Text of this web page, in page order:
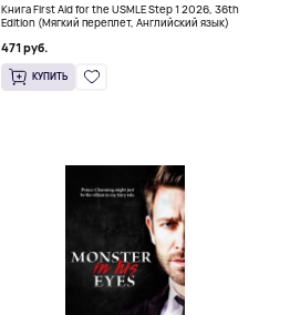
Книга First Aid for the USMLE Step 1 2026, 36th
Edition (Мягкий переплет, Английский язык)
471 руб.
КУПИТЬ